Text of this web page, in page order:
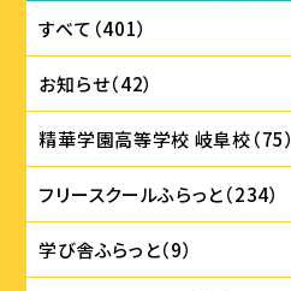
すべて（401）
お知らせ（42）
精華学園⾼等学校 岐⾩校（75）
フリースクールふらっと（234）
学び舎ふらっと（9）